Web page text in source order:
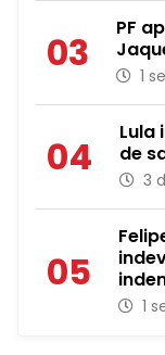
03
PF
1
04
Lula
de
3
05
1